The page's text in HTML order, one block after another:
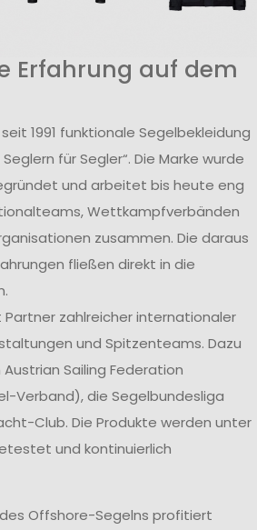
Erfahrung auf dem
1991 funktionale Segelbekleidung
für Segler“. Die Marke wurde
und arbeitet bis heute eng
Wettkampfverbänden
zusammen. Die daraus
fließen direkt in die
Partner zahlreicher internationaler
und Spitzenteams. Dazu
Sailing Federation
Verband), die Segelbundesliga
Club. Die Produkte werden unter
und kontinuierlich
Offshore-Segelns profitiert